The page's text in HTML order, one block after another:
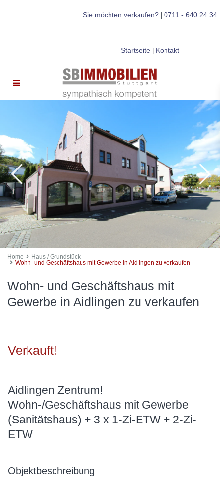
Sie möchten verkaufen?| 0711 - 640 24 34
Startseite| Kontakt
Home
Haus / Grundstück
Wohn- und Geschäftshaus mit Gewerbe in Aidlingen zu verkaufen
Wohn- und Geschäftshaus mit
Gewerbe in Aidlingen zu verkaufen
Verkauft!
Aidlingen Zentrum!
Wohn-/Geschäftshaus mit Gewerbe
(Sanitätshaus) + 3 x 1-Zi-ETW + 2-Zi-
ETW
Objektbeschreibung